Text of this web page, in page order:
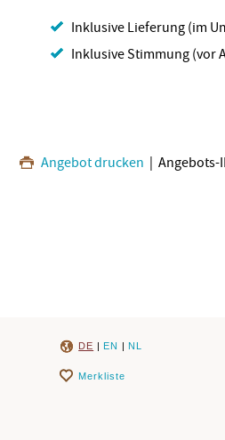
Inklusive Lieferung (im
Inklusive Stimmung (vor
Angebot drucken | Angebots-
DE | EN | NL
Merkliste